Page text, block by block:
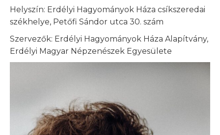
Helyszín: Erdélyi Hagyományok Háza csíkszeredai
székhelye, Petőfi Sándor utca 30. szám
Szervezők: Erdélyi Hagyományok Háza Alapítvány,
Erdélyi Magyar Népzenészek Egyesülete